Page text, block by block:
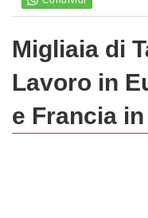
Migliaia di
Lavoro in
e Francia